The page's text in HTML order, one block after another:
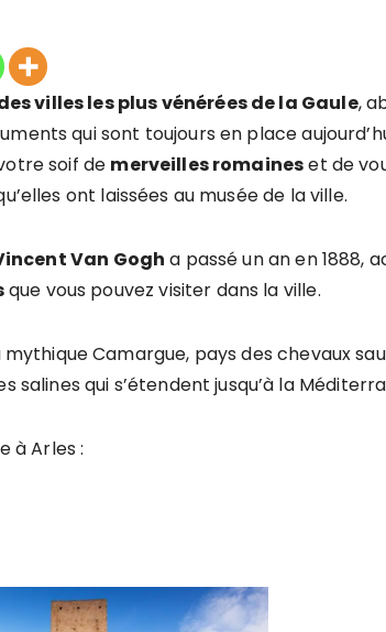
villes les plus vénérées de la Gaule,
qui sont toujours en place
soif de merveilles romaineset de
ont laissées au musée de la ville.
Van Gogh a passé un an en 1888,
que vous pouvez visiter dans la ville.
Camargue, pays des chevaux
salines qui s’étendent jusqu’à la
à Arles :